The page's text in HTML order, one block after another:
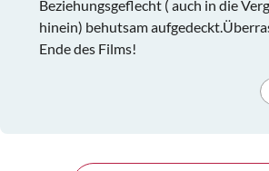
Beziehungsgeflecht ( auch in die
hinein) behutsam
Ende des Films!